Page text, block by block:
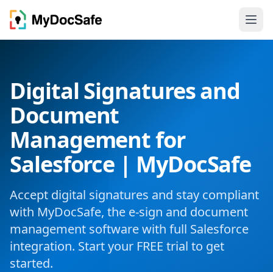
Digital Signatures and
Document
Management for
Salesforce | MyDocSafe
Accept digital signatures and stay compliant
with MyDocSafe, the e-sign and document
management software with full Salesforce
integration. Start your FREE trial to get
started.